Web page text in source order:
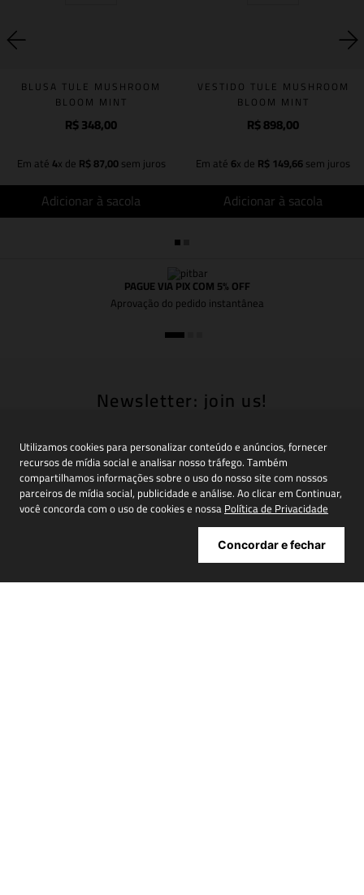
Utilizamos cookies para personalizar conteúdo e anúncios, fornecer
recursos de mídia social e analisar nosso tráfego. Também
compartilhamos informações sobre o uso do nosso site com nossos
parceiros de mídia social, publicidade e análise. Ao clicar em Continuar,
você concorda com o uso de cookies e nossaPolítica de Privacidade
Concordar e fechar
BLUSA TULE MUSHROOM
BLOOM MINT
R$348,00
Em até 4x de R$87,00sem juros
Adicionar à sacola
VESTIDO TULE MUSHROOM
BLOOM MINT
R$898,00
Em até 6x de R$149,66sem juros
Adicionar à sacola
PAGUE VIA PIX COM 5% OFF
Aprovação do pedido instantânea
Newsletter: join us!
novidades, promoções e muito mais